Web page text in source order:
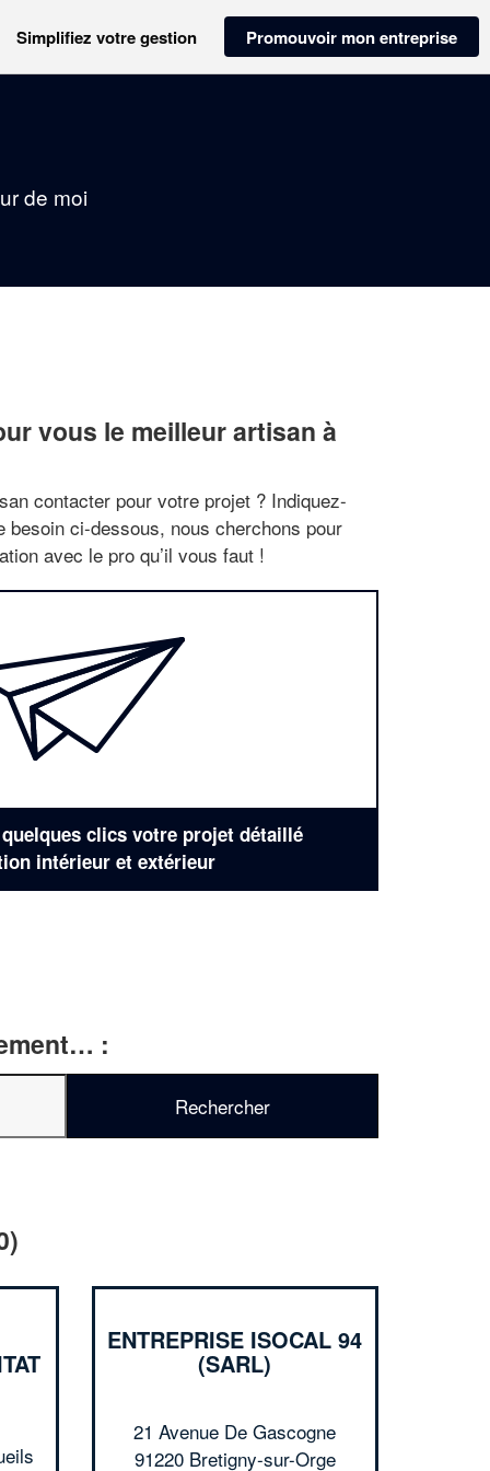
Simplifiez votre gestion Promouvoir mon entreprise
de moi
vous le meilleur artisan à
contacter pour votre projet ? Indiquez-
besoin ci-dessous, nous cherchons pour
avec le pro qu’il vous faut !
clics votre projet détaillé
intérieur et extérieur
:
ENTREPRISE ISOCAL 94
(SARL)
21 Avenue De Gascogne
91220 Bretigny-sur-Orge
professionnel ?
Augmentez votrechiffre
vosmarges
En savoir plus